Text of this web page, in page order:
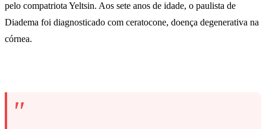
pelo compatriota Yeltsin. Aos sete anos de idade, o paulista de
Diadema foi diagnosticado com ceratocone, doença degenerativa na
córnea.